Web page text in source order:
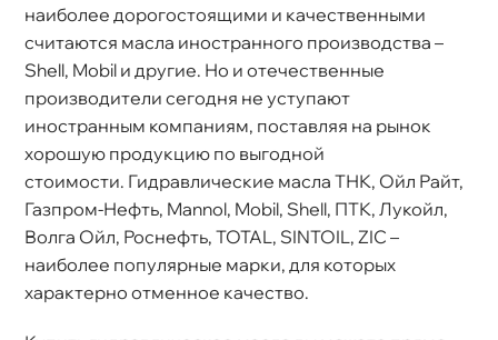
наиболее дорогостоящими и качественными
считаются масла иностранного производства –
Shell, Mobil и другие. Но и отечественные
производители сегодня не уступают
иностранным компаниям, поставляя на рынок
хорошую продукцию по выгодной
стоимости. Гидравлические масла ТНК, Ойл Райт,
Газпром-Нефть, Mannol, Mobil, Shell, ПТК, Лукойл,
олга Ойл, Роснефть, TOTAL, SINTOIL, ZIC –
наиболее популярные марки, для которых
характерно отменное качество.